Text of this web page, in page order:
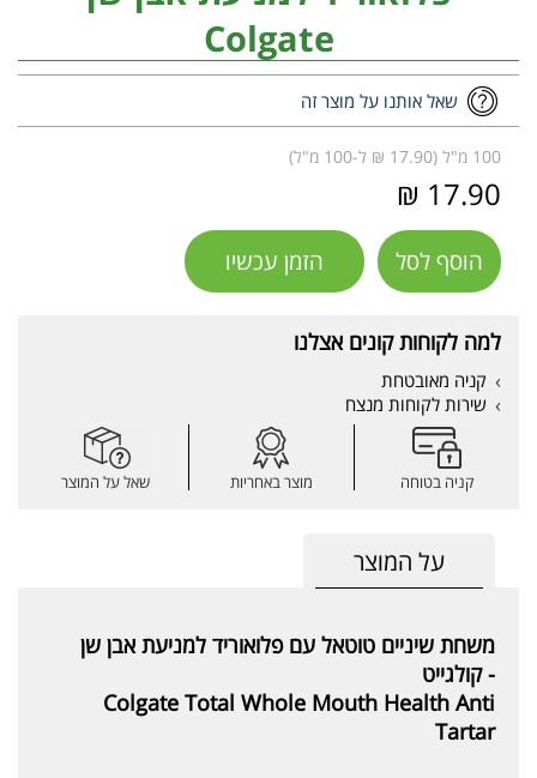
Colgate
שאל אותנו על מוצר זה
100 מ"ל (17.90 ₪ ל-100 מ"ל)
17.90 ₪
הוסף לסל הזמן עכשיו
למה לקוחות קונים אצלנו
קניה מאובטחת
שירות לקוחות מנצח
קניה בטוחה מוצר באחריות שאל על המוצר
על המוצר
משחת שיניים טוטאל עם פלואוריד למניעת אבן שן
- קולגייט
Colgate Total Whole Mouth Health Anti
Tartar